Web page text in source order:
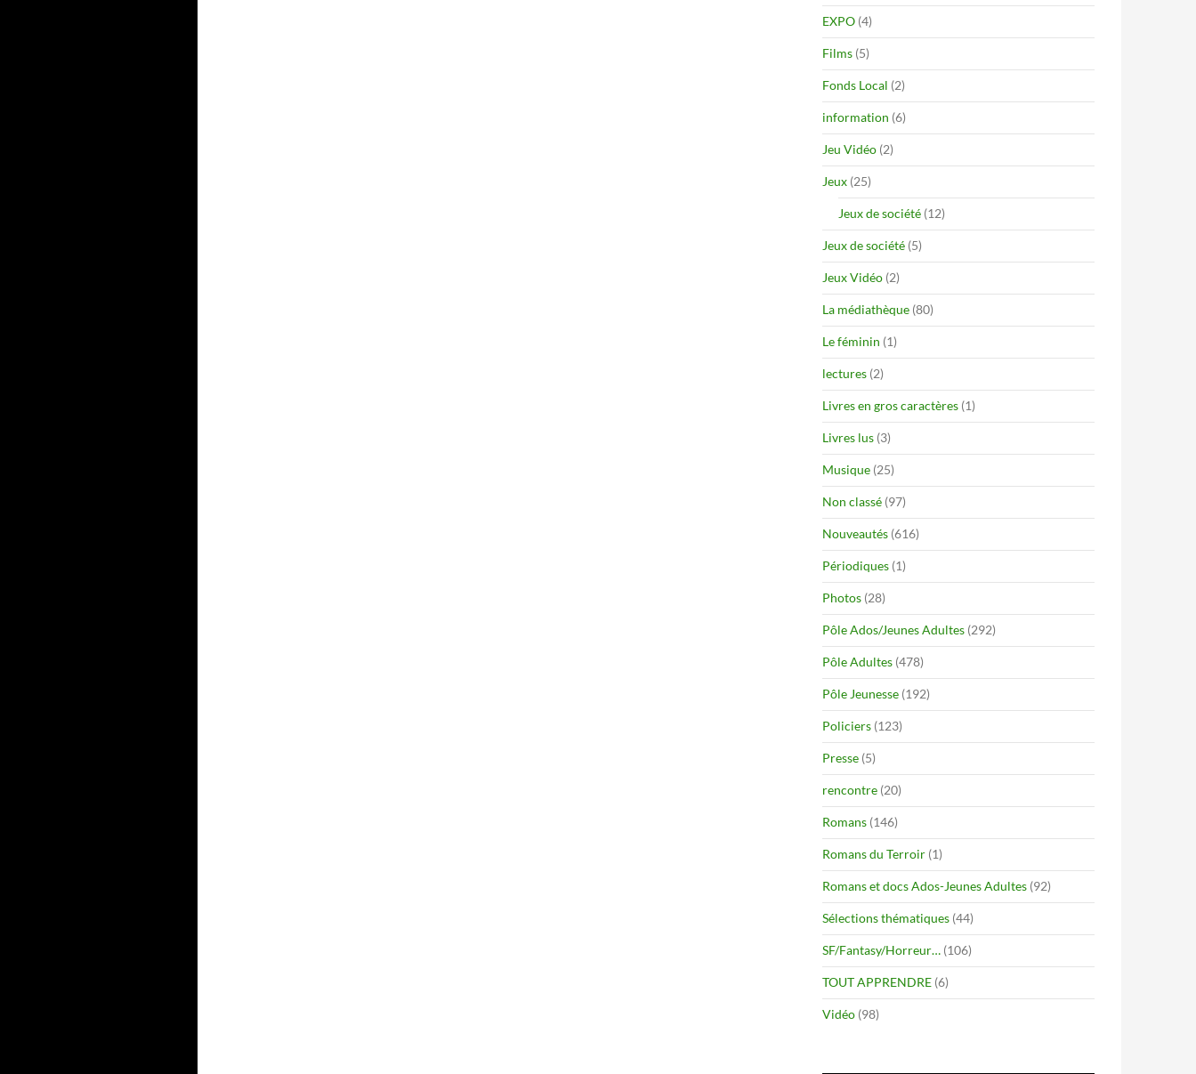
EXPO (4)
Films (5)
Fonds Local (2)
information (6)
Jeu Vidéo (2)
Jeux (25)
Jeux de société (12)
Jeux de société (5)
Jeux Vidéo (2)
La médiathèque (80)
Le féminin (1)
lectures (2)
Livres en gros caractères (1)
Livres lus (3)
Musique (25)
Non classé (97)
Nouveautés (616)
Périodiques (1)
Photos (28)
Pôle Ados/Jeunes Adultes (292)
Pôle Adultes (478)
Pôle Jeunesse (192)
Policiers (123)
Presse (5)
rencontre (20)
Romans (146)
Romans du Terroir (1)
Romans et docs Ados-Jeunes Adultes (92)
Sélections thématiques (44)
SF/Fantasy/Horreur… (106)
TOUT APPRENDRE (6)
Vidéo (98)